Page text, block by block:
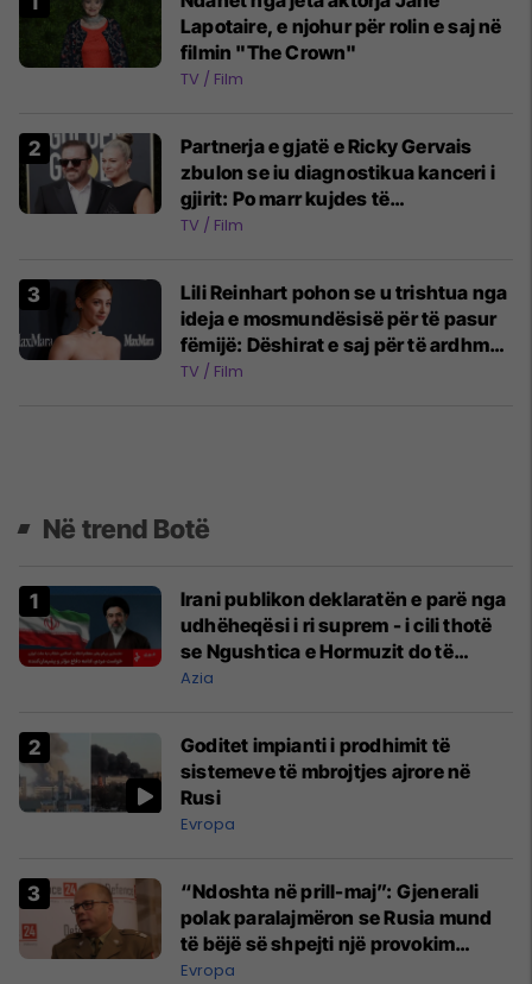
Lapotaire, e njohur për rolin e saj në
filmin "The Crown"
TV / Film
Partnerja e gjatë e Ricky Gervais
zbulon se iu diagnostikua kanceri i
gjirit: Po marr kujdes të
jashtëzakonshëm
TV / Film
Lili Reinhart pohon se u trishtua nga
ideja e mosmundësisë për të pasur
fëmijë: Dëshirat e saj për të ardhmen
u shkatërruan
TV / Film
Në trend Botë
Irani publikon deklaratën e parë nga
udhëheqësi i ri suprem - i cili thotë
se Ngushtica e Hormuzit do të
mbetet e mbyllur
Azia
Goditet impianti i prodhimit të
sistemeve të mbrojtjes ajrore në
Rusi
Evropa
“Ndoshta në prill-maj”: Gjenerali
polak paralajmëron se Rusia mund
të bëjë së shpejti një provokim
kundër një vendi të NATO-s
Evropa